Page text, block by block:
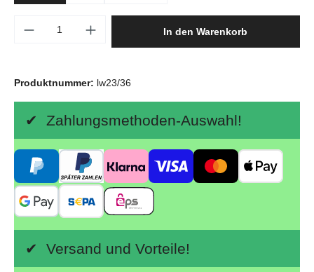
Produkt Anzahl: Gib den gewünschten
In den Warenkorb
Produktnummer: lw23/36
✔ Zahlungsmethoden-Auswahl!
✔ Versand und Vorteile!